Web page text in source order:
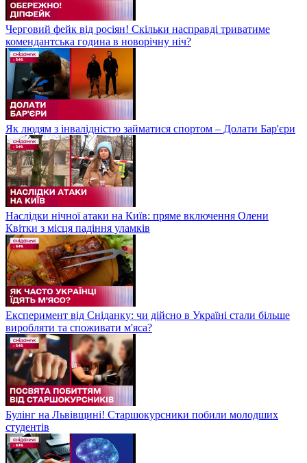
Черговий фейк від росіян! Скільки насправді триватиме
комендантська година в новорічну ніч?
Як людям з інвалідністю займатися спортом – Долати Бар'єри
Наслідки нічної атаки на Київ: пряме включення Олени
Квітки з місця падіння уламків
Експеримент від Сніданку: чи дійсно в Україні стали більше
виробляти та споживати м'яса?
Булінг на Львівщині! Старшокурсники побили молодших
студентів